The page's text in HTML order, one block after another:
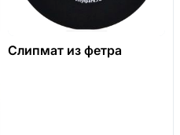
Слипмат из фетра